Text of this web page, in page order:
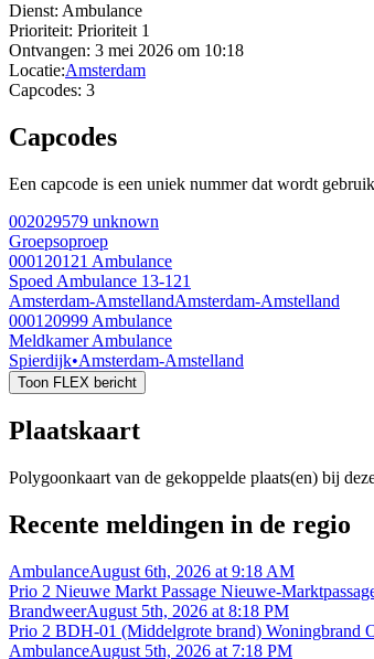
Dienst: Ambulance
Prioriteit: Prioriteit 1
Ontvangen: 3 mei 2026 om 10:18
Locatie:Amsterdam
Capcodes: 3
Capcodes
Een capcode is een uniek nummer dat wordt
002029579 unknown
Groepsoproep
000120121 Ambulance
Spoed Ambulance 13-121
Amsterdam-AmstellandAmsterdam-Amstelland
000120999 Ambulance
Meldkamer Ambulance
Spierdijk•Amsterdam-Amstelland
Toon FLEX bericht
Plaatskaart
Polygoonkaart van de gekoppelde plaats(en) bij
Recente meldingen in de regio
AmbulanceAugust 6th, 2026 at 9:18 AM
Prio 2 Nieuwe Markt Passage Nieuwe-
BrandweerAugust 5th, 2026 at 8:18 PM
Prio 2 BDH-01 (Middelgrote brand) Woningbrand
AmbulanceAugust 5th, 2026 at 7:18 PM